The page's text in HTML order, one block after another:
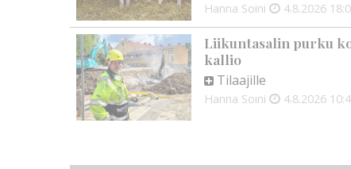
Hanna Soini 4.8.2026
Liikuntasalin purku
kallio
Tilaajille
Hanna Soini 4.8.2026